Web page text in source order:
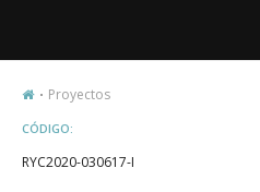
Proyectos
CÓDIGO:
RYC2020-030617-I